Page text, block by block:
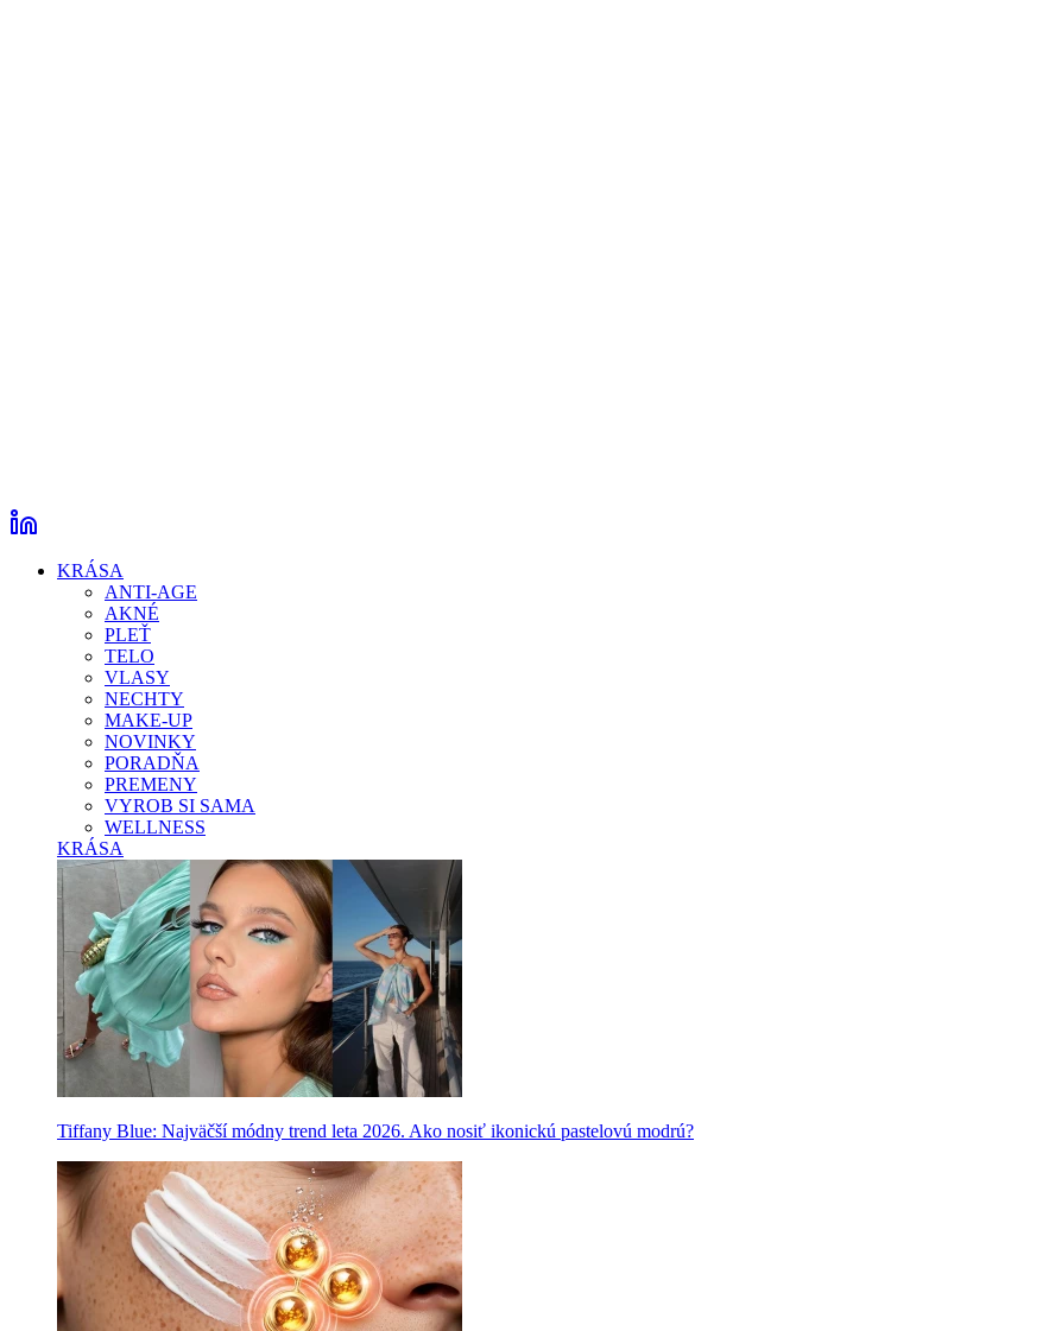
KRÁSA
ANTI-AGE
AKNÉ
PLEŤ
TELO
VLASY
NECHTY
MAKE-UP
NOVINKY
PORADŇA
PREMENY
VYROB SI SAMA
WELLNESS
KRÁSA
Tiffany Blue: Najväčší módny trend leta 2026. Ako nosiť ikonickú pastelovú modrú?